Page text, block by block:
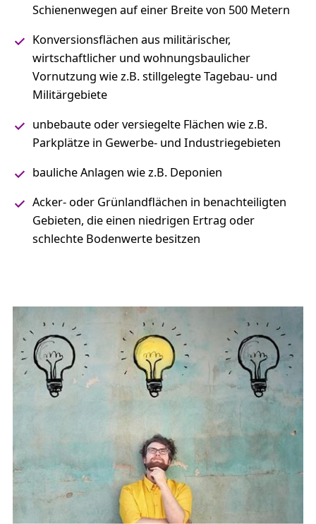
Schienenwegen auf einer Breite von 500 Metern
Konversionsflächen aus militärischer,
wirtschaftlicher und wohnungsbaulicher
Vornutzung wie z.B. stillgelegte Tagebau- und
Militärgebiete
unbebaute oder versiegelte Flächen wie z.B.
Parkplätze in Gewerbe- und Industriegebieten
bauliche Anlagen wie z.B. Deponien
Acker- oder Grünlandflächen in benachteiligten
Gebieten, die einen niedrigen Ertrag oder
schlechte Bodenwerte besitzen